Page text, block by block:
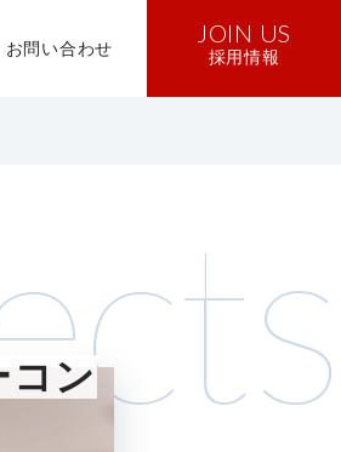
お問い合わせ
JOIN US
採用情報
コン